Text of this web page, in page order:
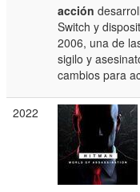
acción
Switch y
2006, una de
sigilo y
cambios para
2022